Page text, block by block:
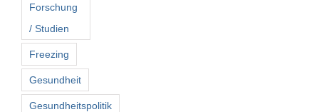
Forschung
/ Studien
Freezing
Gesundheit
Gesundheitspolitik